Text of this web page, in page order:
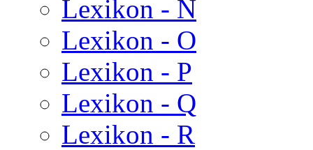
Lexikon - N
Lexikon - O
Lexikon - P
Lexikon - Q
Lexikon - R